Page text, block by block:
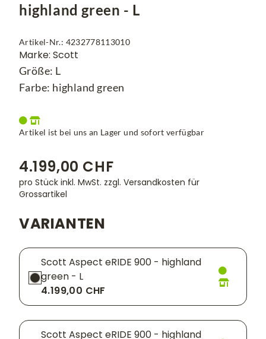
highland green - L
Artikel-Nr.: 4232778113010
Marke: Scott
Größe: L
Farbe: highland green
Artikel ist bei uns an Lager und sofort verfügbar
4.199,00 CHF
pro Stück inkl. MwSt. zzgl. Versandkosten für
Grossartikel
VARIANTEN
Scott Aspect eRIDE 900 - highland
green - L
4.199,00 CHF
Scott Aspect eRIDE 900 - highland